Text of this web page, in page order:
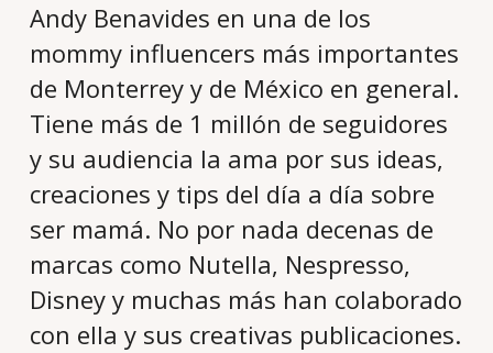
Andy Benavides en una de los
mommy influencers más importantes
de Monterrey y de México en general.
Tiene más de 1 millón de seguidores
y su audiencia la ama por sus ideas,
creaciones y tips del día a día sobre
ser mamá. No por nada decenas de
marcas como Nutella, Nespresso,
Disney y muchas más han colaborado
con ella y sus creativas publicaciones.